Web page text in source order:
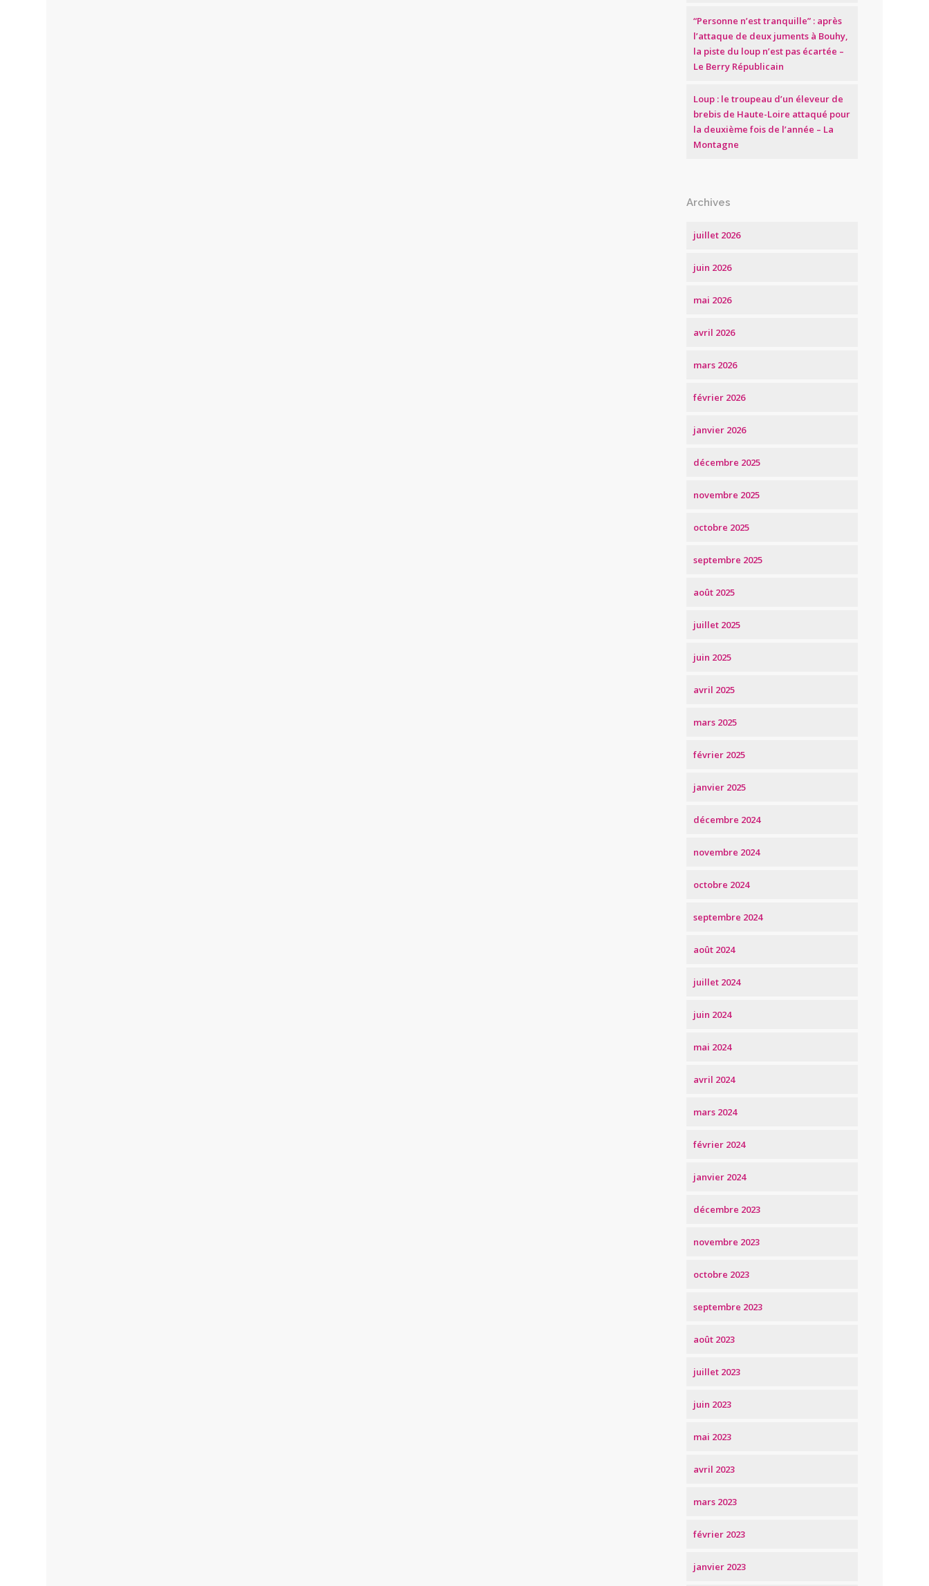
“Personne n’est tranquille” : après
l’attaque de deux juments à Bouhy,
la piste du loup n’est pas écartée –
Le Berry Républicain
Loup : le troupeau d’un éleveur de
brebis de Haute-Loire attaqué pour
la deuxième fois de l’année – La
Montagne
Archives
juillet 2026
juin 2026
mai 2026
avril 2026
mars 2026
février 2026
janvier 2026
décembre 2025
novembre 2025
octobre 2025
septembre 2025
août 2025
juillet 2025
juin 2025
avril 2025
mars 2025
février 2025
janvier 2025
décembre 2024
novembre 2024
octobre 2024
septembre 2024
août 2024
juillet 2024
juin 2024
mai 2024
avril 2024
mars 2024
février 2024
janvier 2024
décembre 2023
novembre 2023
octobre 2023
septembre 2023
août 2023
juillet 2023
juin 2023
mai 2023
avril 2023
mars 2023
février 2023
janvier 2023